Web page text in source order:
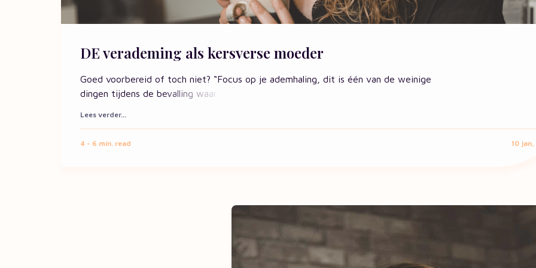
DE verademing als kersverse moeder
Goed voorbereid of toch niet? “Focus op je ademhaling, dit is één van de weinige
dingen tijdens de bevalling waar
Lees verder...
4 - 6 min. read 10 jan,